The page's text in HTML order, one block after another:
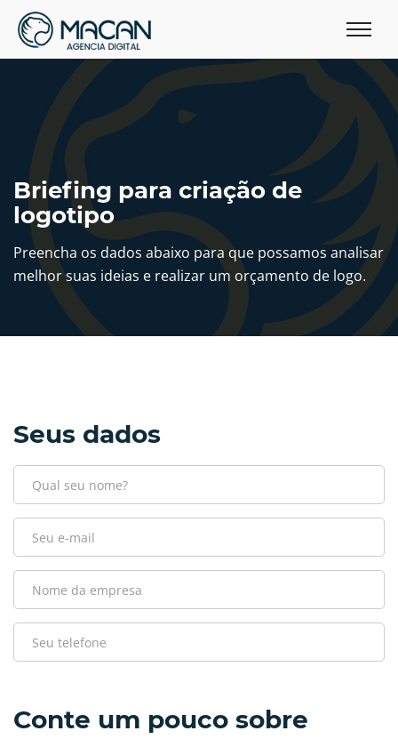
Briefing para criação de
logotipo
Preencha os dados abaixo para que possamos analisar
melhor suas ideias e realizar um orçamento de logo.
Seus dados
Conte um pouco sobre